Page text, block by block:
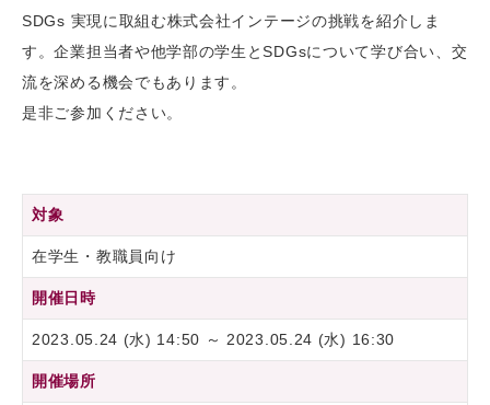
SDGs 実現に取組む株式会社インテージの挑戦を紹介しま
す。企業担当者や他学部の学生とSDGsについて学び合い、交
流を深める機会でもあります。
是非ご参加ください。
対象
在学生・教職員向け
開催日時
2023.05.24 (水) 14:50 ～ 2023.05.24 (水) 16:30
開催場所